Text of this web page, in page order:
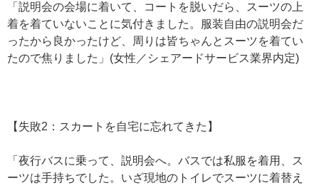
「説明会の会場に着いて、コートを脱いだら、スーツの上
着を着ていないことに気付きました。服装自由の説明会だ
ったから良かったけど、周りは皆ちゃんとスーツを着てい
たので焦りました」(女性／シェアードサービス業界内定)
【失敗2：スカートを自宅に忘れてきた】
「夜行バスに乗って、説明会へ。バスでは私服を着用、ス
ーツは手持ちでした。いざ現地のトイレでスーツに着替え